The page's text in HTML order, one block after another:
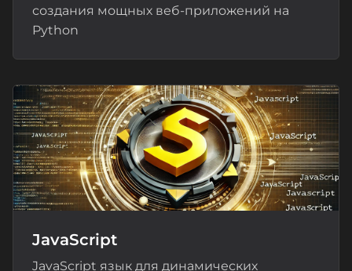
создания мощных веб-приложений на
Python
JavaScript
JavaScript язык для динамических